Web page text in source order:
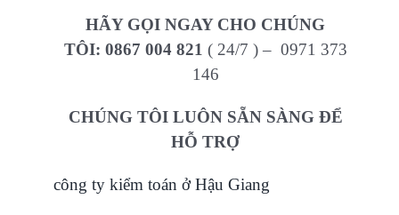
HÃY GỌI NGAY CHO CHÚNG
TÔI: 0867 004 821 ( 24/7 ) – 0971 373
146
CHÚNG TÔI LUÔN SẴN SÀNG ĐỂ
HỖ TRỢ
công ty kiểm toán ở Hậu Giang